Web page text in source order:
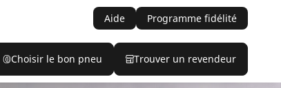
Aide Programme fidélité
Choisir le bon pneu Trouver un revendeur